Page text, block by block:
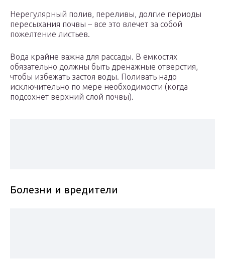
Нерегулярный полив, переливы, долгие периоды
пересыхания почвы – все это влечет за собой
пожелтение листьев.
Вода крайне важна для рассады. В емкостях
обязательно должны быть дренажные отверстия,
чтобы избежать застоя воды. Поливать надо
исключительно по мере необходимости (когда
подсохнет верхний слой почвы).
Болезни и вредители